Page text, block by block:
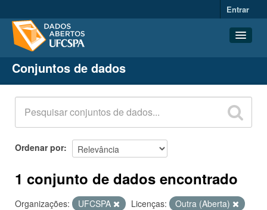
Entrar
Conjuntos de dados
Organizações
Grupos
Sobre
Conjuntos de dados
Ordenar por
1 conjunto de dados encontrado
Organizações: UFCSPA Licenças:
Outra (Aberta)